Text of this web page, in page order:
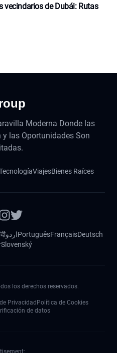
vecindarios de Dubái: Rutas
Moderna Donde las
y las Oportunidades Son
ViajesBienes Raíces
اردوPortuguêsFrançaisDeutsch
Slovenský
los derechos reservados.
Privacidad Política de Cookies
de datos